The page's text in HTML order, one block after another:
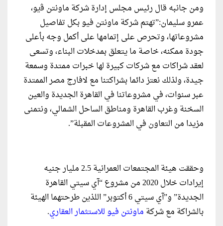
ومن جانبه قال رئيس مجلس إدارة شركة ماونتن ﭬيو،
عمرو سليمان:”تهتم شركة ماونتن فيو بكل تفاصيل
مشروعاتها، وتحرص على إتمامها على أكمل وجه بأعلى
جودة ممكنه، خاصة ما يتعلق بمدخلات البناء، وتسعى
لعقد شراكات مع شركات كبيرة لها خبرات ممتدة وسمعة
جيدة، ولذلك نعتز دائما بشراكتنا مع لافارج مصر الممتدة
عبر سنوات، في مشروعاتنا في القاهرة الجديدة والعين
السخنة وغرب القاهرة ومناطق الساحل الشمالي، ونتمنى
مزيدا من التعاون في المشروعات المقبلة”.
وحققت هيئة المجتمعات العمرانية 2.5 مليار جنيه
إيرادات خلال 2020 من مشروع “آي سيتي القاهرة
الجديدة” و”آي سيتي 6 أكتوبر” اللذين طرحتهما الهيئة
بالشراكة مع شركة ماونتن فيو للاستثمار العقاري.